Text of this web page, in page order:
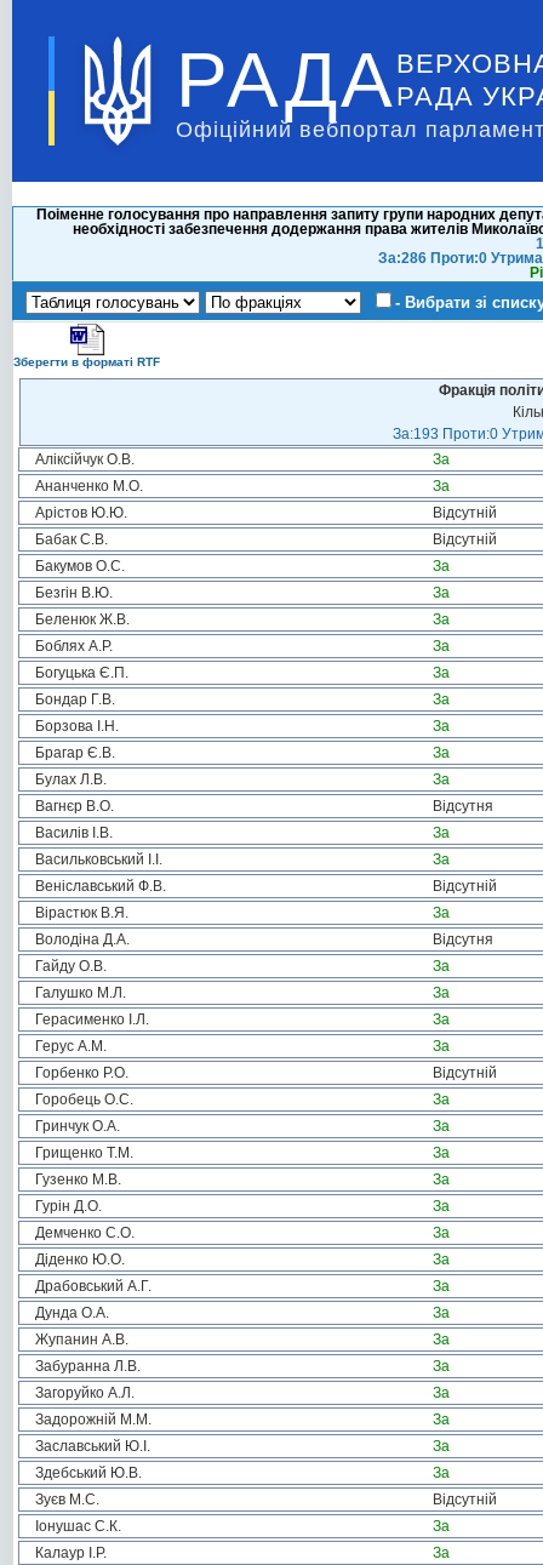
РАДА РАДА
Офіційний вебпортал
Поіменне голосування про направлення запиту групи народних
необхідності забезпечення додержання права жителів
За:286 Проти:0
- Вибрати зі
Зберегти в форматі RTF
Фракція
За:193 Проти:0
Аліксійчук О.В.
За
Ананченко М.О.
За
Арістов Ю.Ю.
Відсутній
Бабак С.В.
Відсутній
Бакумов О.С.
За
Безгін В.Ю.
За
Беленюк Ж.В.
За
Боблях А.Р.
За
Богуцька Є.П.
За
Бондар Г.В.
За
Борзова І.Н.
За
Брагар Є.В.
За
Булах Л.В.
За
Вагнєр В.О.
Відсутня
Василів І.В.
За
Васильковський І.І.
За
Веніславський Ф.В.
Відсутній
Вірастюк В.Я.
За
Володіна Д.А.
Відсутня
Гайду О.В.
За
Галушко М.Л.
За
Герасименко І.Л.
За
Герус А.М.
За
Горбенко Р.О.
Відсутній
Горобець О.С.
За
Гринчук О.А.
За
Грищенко Т.М.
За
Гузенко М.В.
За
Гурін Д.О.
За
Демченко С.О.
За
Діденко Ю.О.
За
Драбовський А.Г.
За
Дунда О.А.
За
Жупанин А.В.
За
Забуранна Л.В.
За
Загоруйко А.Л.
За
Задорожній М.М.
За
Заславський Ю.І.
За
Здебський Ю.В.
За
Зуєв М.С.
Відсутній
Іонушас С.К.
За
Калаур І.Р.
За